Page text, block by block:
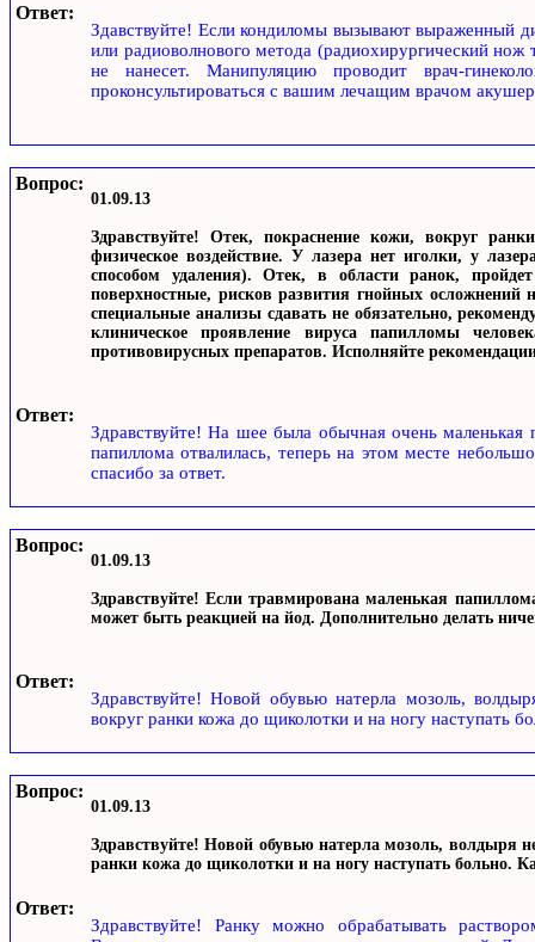
Ответ:
Здавствуйте! Если кондиломы вызывают выраженный
или радиоволнового метода (радиохирургический
не нанесет. Манипуляцию проводит врач-
проконсультироваться с вашим лечащим врачом
Вопрос:
01.09.13
Здравствуйте! Отек, покраснение кожи, вокруг
физическое воздействие. У лазера нет иголки, у
способом удаления). Отек, в области ранок,
поверхностные, рисков развития гнойных осложнений
специальные анализы сдавать не обязательно,
клиническое проявление вируса папилломы
противовирусных препаратов. Исполняйте
Ответ:
Здравствуйте! На шее была обычная очень
папиллома отвалилась, теперь на этом месте
спасибо за ответ.
Вопрос:
01.09.13
Здравствуйте! Если травмирована маленькая
может быть реакцией на йод. Дополнительно делать
Ответ:
Здравствуйте! Новой обувью натерла мозоль,
вокруг ранки кожа до щиколотки и на ногу наступать
Вопрос:
01.09.13
Здравствуйте! Новой обувью натерла мозоль, волдыря
ранки кожа до щиколотки и на ногу наступать больно.
Ответ:
Здравствуйте! Ранку можно обрабатывать